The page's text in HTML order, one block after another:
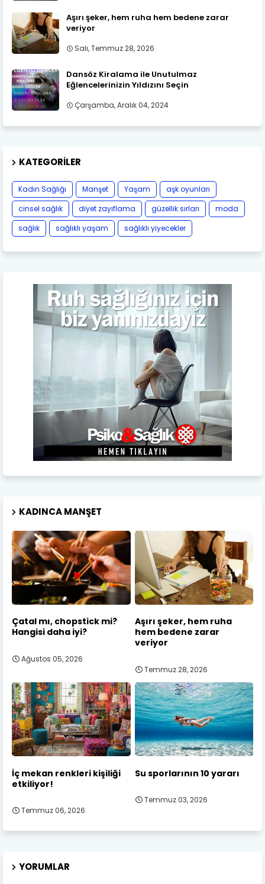
Aşırı şeker, hem ruha hem bedene zarar
veriyor
Salı, Temmuz 28, 2026
Dansöz Kiralama ile Unutulmaz
Eğlencelerinizin Yıldızını Seçin
Çarşamba, Aralık 04, 2024
KATEGORILER
Kadın Sağlığı Manşet Yaşam
aşk oyunları
cinsel sağlık
diyet zayıflama güzellik sırları
moda
sağlık
sağlıklı yaşam sağlıklı yiyecekler
KADINCA MANŞET
Çatal mı, chopstick mi?
Hangisi daha iyi?
Ağustos 05, 2026
Aşırı şeker, hem ruha
hem bedene zarar
veriyor
Temmuz 28, 2026
İç mekan renkleri kişiliği
etkiliyor!
Temmuz 06, 2026
Su sporlarının 10 yararı
Temmuz 03, 2026
YORUMLAR